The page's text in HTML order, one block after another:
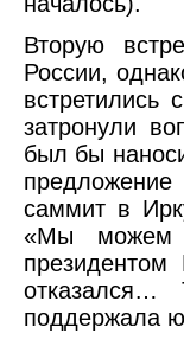
Вторую
России,
затронули
был бы
предложение
саммит в
«Мы можем
поддержала